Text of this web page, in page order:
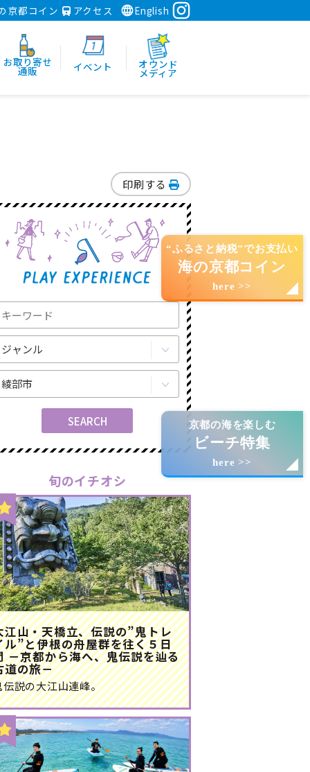
京都コイン アクセス English
お取り寄せ
通販 イベント オウンド
メディア
“ふるさと納税”でお支払い
海の京都コイン
here >>
京都の海を楽しむ
ビーチ特集
here >>
印刷する
旬のイチオシ
江山・天橋立、伝説の”鬼トレ
ル”と伊根の舟屋群を往く５日
－京都から海へ、鬼伝説を辿る
道の旅－
伝説の大江山連峰。